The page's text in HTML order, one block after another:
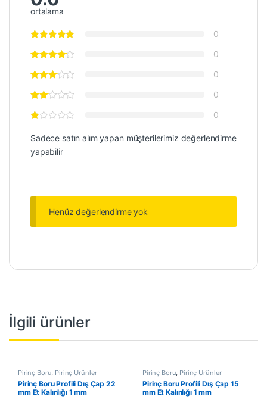
ortalama
0
0
0
0
0
Sadece satın alım yapan müşterilerimiz değerlendirme
yapabilir
Henüz değerlendirme yok
İlgili ürünler
Pirinç Boru, Pirinç Ürünler
Pirinç Boru Profili Dış Çap 22
mm Et Kalınlığı 1 mm
Pirinç Boru, Pirinç Ürünler
Pirinç Boru Profili Dış Çap 15
mm Et Kalınlığı 1 mm